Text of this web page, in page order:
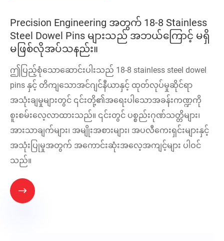
Precision Engineering အတွက် 18-8 Stainless
Steel Dowel Pins များသည် အဘယ်ကြောင့် မရှိ
မဖြစ်လိုအပ်သနည်း။
ဤပြည့်စုံသောဆောင်းပါးသည် 18-8 stainless steel dowel
pins နှင့် တိကျသောအင်ဂျင်နီယာနှင့် ထုတ်လုပ်မှုဆိုင်ရာ
အသုံးချမှုများတွင် ၎င်းတို့၏အရေးပါသောအခန်းကဏ္ဍကို
စူးစမ်းလေ့လာထားသည်။ ၎င်းတွင် ပစ္စည်းဂုဏ်သတ္တိများ၊
အားသာချက်များ၊ အမျိုးအစားများ၊ အပလီကေးရှင်းများနှင့်
အသုံးပြုမှုအတွက် အကောင်းဆုံးအလေ့အကျင့်များ ပါဝင်
သည်။
